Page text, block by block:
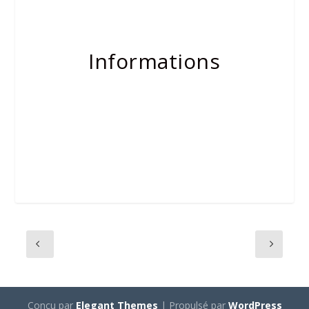
Informations
Conçu par Elegant Themes | Propulsé par WordPress